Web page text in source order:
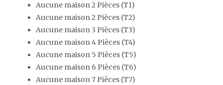
Aucune maison 2 Pièces (T1)
Aucune maison 2 Pièces (T2)
Aucune maison 3 Pièces (T3)
Aucune maison 4 Pièces (T4)
Aucune maison 5 Pièces (T5)
Aucune maison 6 Pièces (T6)
Aucune maison 7 Pièces (T7)